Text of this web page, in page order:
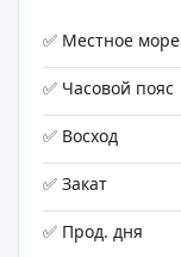
✅ Местное море
✅ Часовой пояс
✅ Восход
✅ Закат
✅ Прод. дня